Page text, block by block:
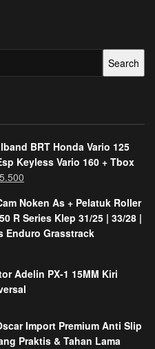
Search
BRT Honda Vario 125
Keyless Vario 160 + Tbox
Noken As + Pelatuk Roller
R Series Klep 31/25 | 33/28 |
Enduro Grasstrack
Adelin PX-1 15MM Kiri
Import Premium Anti Slip
Praktis & Tahan Lama